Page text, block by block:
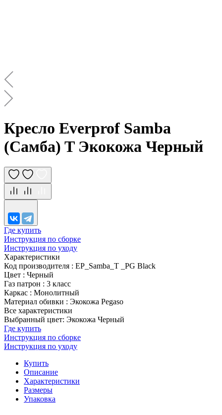
Кресло Everprof Samba
(Самба) T Экокожа Черный
Где купить
Инструкция по сборке
Инструкция по уходу
Характеристики
Код производителя : EP_Samba_T _PG Black
Цвет : Черный
Газ патрон : 3 класс
Каркас : Монолитный
Материал обивки : Экокожа Pegaso
Все характеристики
Выбранный цвет: Экокожа Черный
Где купить
Инструкция по сборке
Инструкция по уходу
Купить
Описание
Характеристики
Размеры
Упаковка